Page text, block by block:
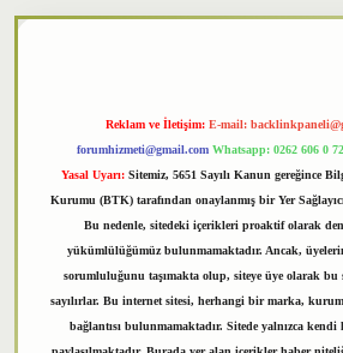
Reklam ve İletişim: E-mail:
forumhizmeti@gmail.com Whatsapp: 0262 606 0
Yasal Uyarı: Sitemiz, 5651 Sayılı Kanun gereğince
Kurumu (BTK) tarafından onaylanmış bir Yer
Bu nedenle, sitedeki içerikleri proaktif olarak
yükümlülüğümüz bulunmamaktadır. Ancak,
sorumluluğunu taşımakta olup, siteye üye olarak
sayılırlar. Bu internet sitesi, herhangi bir marka,
bağlantısı bulunmamaktadır. Sitede yalnızca kendi